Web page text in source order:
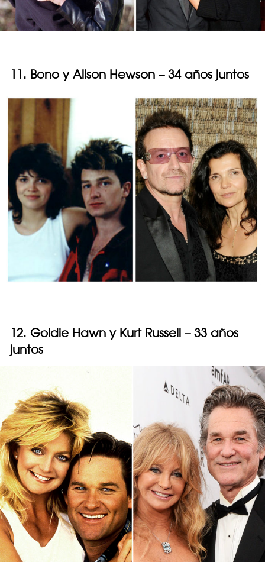
11. Bono y Alison Hewson – 34 años juntos
12. Goldie Hawn y Kurt Russell – 33 años
juntos